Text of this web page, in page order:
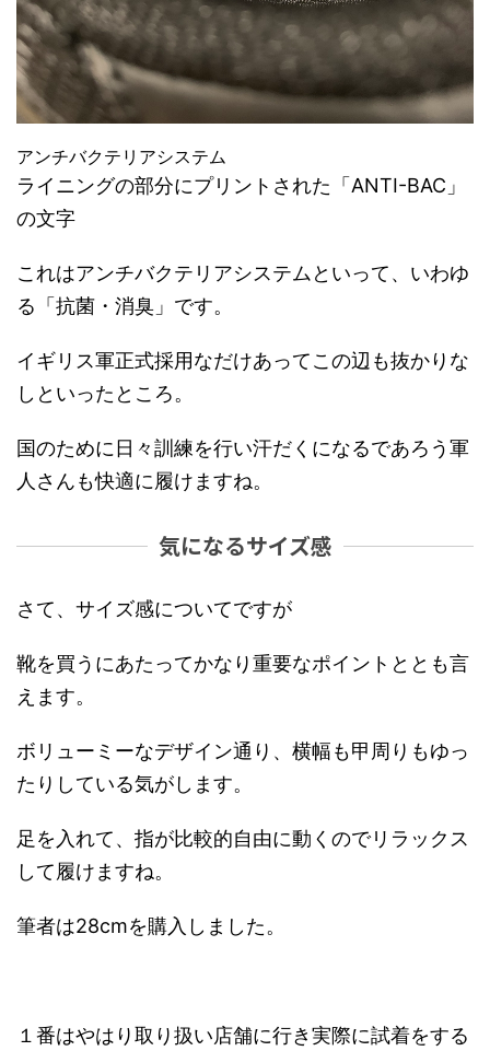
アンチバクテリアシステム
ライニングの部分にプリントされた「ANTI-BAC」
の文字
これはアンチバクテリアシステムといって、いわゆ
る「抗菌・消臭」です。
イギリス軍正式採用なだけあってこの辺も抜かりな
しといったところ。
国のために日々訓練を行い汗だくになるであろう軍
人さんも快適に履けますね。
気になるサイズ感
さて、サイズ感についてですが
靴を買うにあたってかなり重要なポイントととも言
えます。
ボリューミーなデザイン通り、横幅も甲周りもゆっ
たりしている気がします。
足を入れて、指が比較的自由に動くのでリラックス
して履けますね。
筆者は28cmを購入しました。
１番はやはり取り扱い店舗に行き実際に試着をする